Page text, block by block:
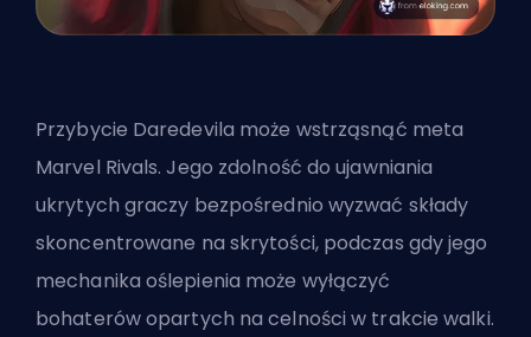
Przybycie Daredevila może wstrząsnąć meta
Marvel Rivals. Jego zdolność do ujawniania
ukrytych graczy bezpośrednio wyzwać składy
skoncentrowane na skrytości, podczas gdy jego
mechanika oślepienia może wyłączyć
bohaterów opartych na celności w trakcie walki.